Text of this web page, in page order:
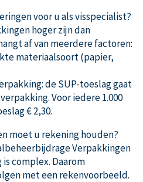
voor u als visspecialist?
hoger zijn dan
af van meerdere factoren:
materiaalsoort (papier,
de SUP-toeslag gaat
Voor iedere 1.000
€ 2,30.
moet u rekening houden?
Verpakkingen
complex. Daarom
met een rekenvoorbeeld.